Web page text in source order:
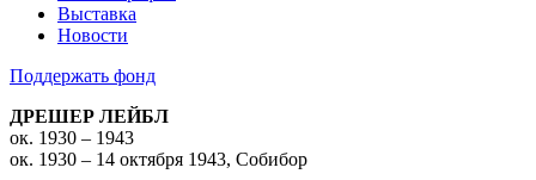
Выставка
Новости
Поддержать фонд
ДРЕШЕР ЛЕЙБЛ
ок. 1930 – 1943
ок. 1930 – 14 октября 1943, Собибор